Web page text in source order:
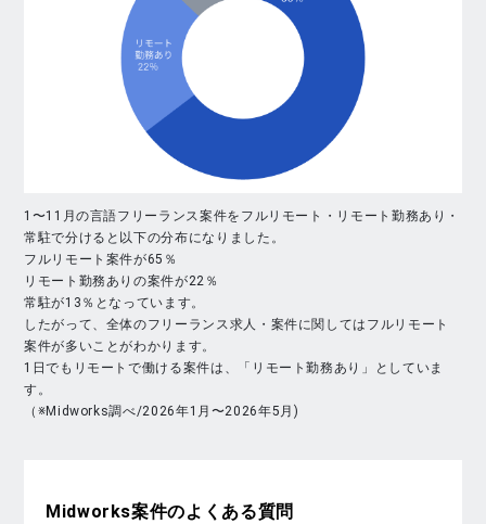
1〜11月の言語フリーランス案件をフルリモート・リモート勤務あり・
常駐で分けると以下の分布になりました。
フルリモート案件が65％
リモート勤務ありの案件が22％
常駐が13％となっています。
したがって、全体のフリーランス求人・案件に関してはフルリモート
案件が多いことがわかります。
1日でもリモートで働ける案件は、「リモート勤務あり」としていま
す。
（※Midworks調べ/2026年1月〜2026年5月)
Midworks案件のよくある質問